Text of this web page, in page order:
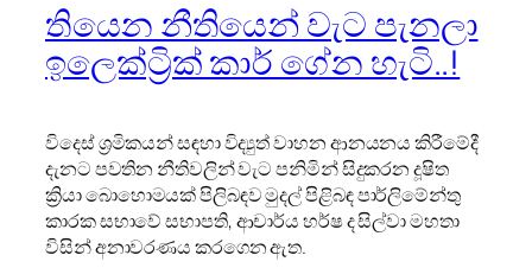
තියෙන නීතියෙන් වැට පැනලා
ඉලෙක්ට්‍රික් කාර් ගේන හැටි..!
විදෙස් ශ්‍රමිකයන් සඳහා විද්‍යුත් වාහන ආනයනය කිරීමේදී
දැනට පවතින නීතිවලින් වැට පනිමින් සිදුකරන දූෂිත
ක්‍රියා බොහොමයක් පිලිබඳව මුදල් පිළිබඳ පාර්ලිමේන්තු
කාරක සභාවේ සභාපති, ආචාර්ය හර්ෂ ද සිල්වා මහතා
විසින් අනාවරණය කරගෙන ඇත.